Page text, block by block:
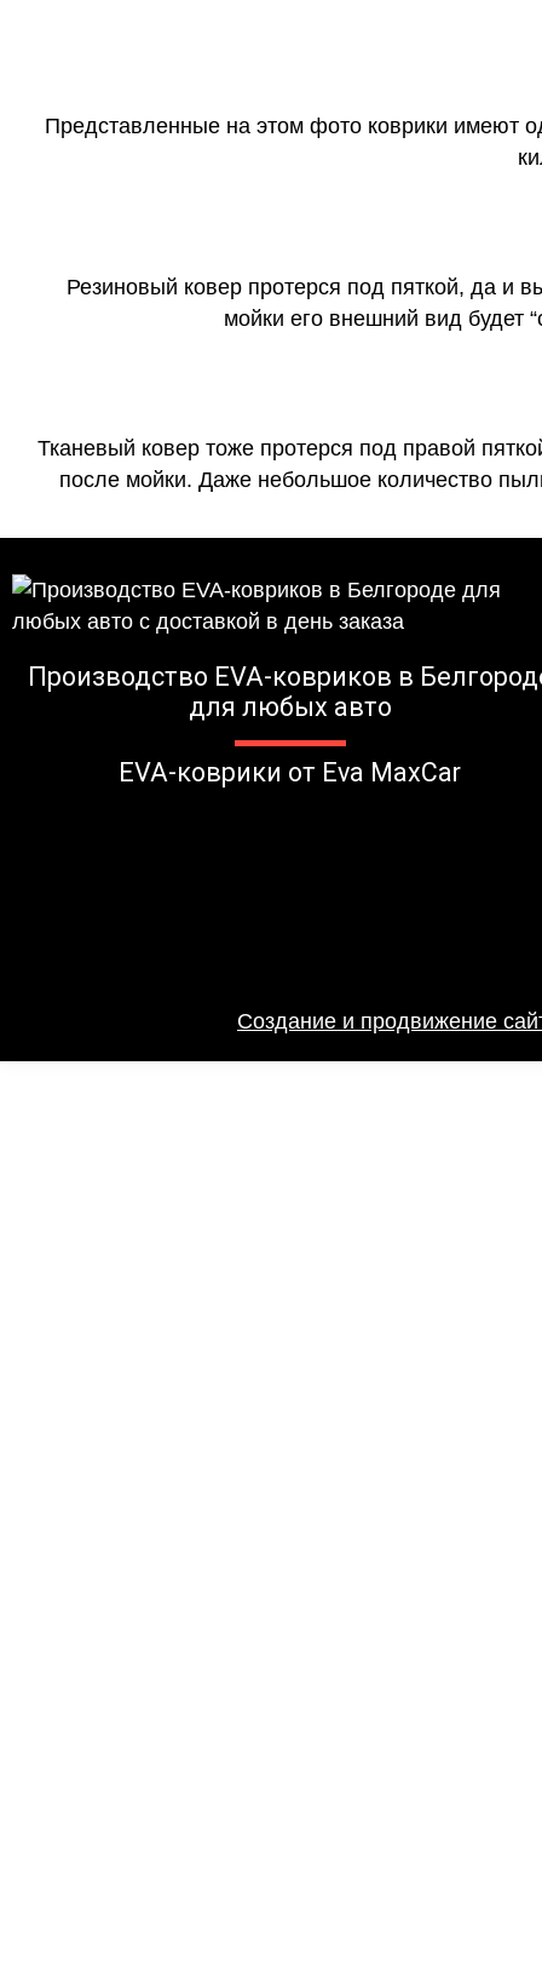
Представленные на этом фото коврики имеют
Резиновый ковер протерся под пяткой, да и
мойки его внешний вид будет
Тканевый ковер тоже протерся под правой
после мойки. Даже небольшое количество
Производство EVA-ковриков в
для любых авто
EVA-коврики от Eva MaxCar
Создание и продвижение